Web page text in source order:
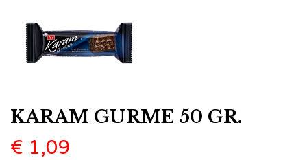
KARAM GURME 50 GR.
€ 1,09